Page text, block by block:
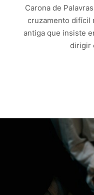
Carona de
cruzamento difícil
antiga que insiste
dirigir